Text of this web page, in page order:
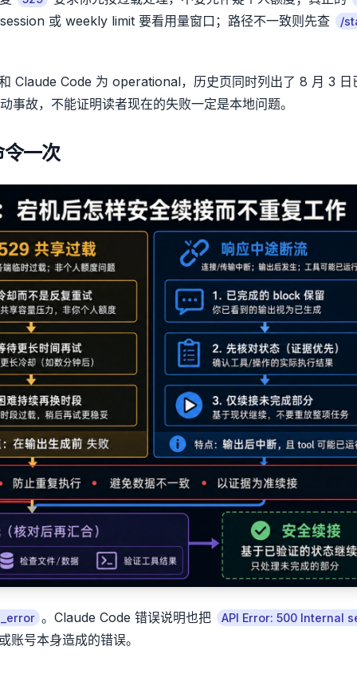
或 weekly limit 要看用量窗口；路径不一致则先查
/
Claude Code 为 operational，历史页同时列出了 8 月 3 日
故，不能证明读者现在的失败一定是本地问题。
一次
。Claude Code 错误说明也把 API Error: 500 Internal
号本身造成的错误。